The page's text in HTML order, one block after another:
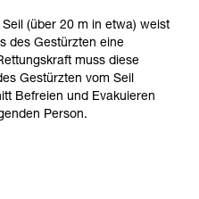
(über 20 m in etwa) weist
des Gestürzten eine
muss diese
Gestürzten vom Seil
Befreien und Evakuieren
Person.